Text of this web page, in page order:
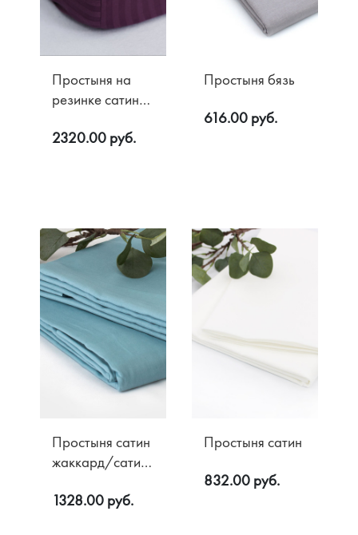
Простыня на
резинке сатин
люкс
2320.00 руб.
Простыня бязь
616.00 руб.
Простыня сатин
жаккард/сатин
1328.00 руб.
Простыня сатин
832.00 руб.